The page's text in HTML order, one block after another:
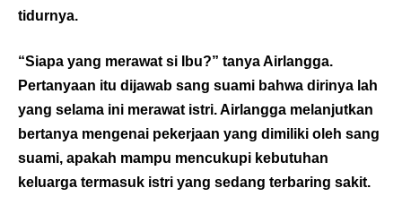
tidurnya.
“Siapa yang merawat si Ibu?” tanya Airlangga.
Pertanyaan itu dijawab sang suami bahwa dirinya lah
yang selama ini merawat istri. Airlangga melanjutkan
bertanya mengenai pekerjaan yang dimiliki oleh sang
suami, apakah mampu mencukupi kebutuhan
keluarga termasuk istri yang sedang terbaring sakit.